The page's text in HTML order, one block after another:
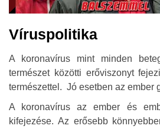
Víruspolitika
A koronavírus mint minden
természet közötti erőviszonyt
természettel. Jó esetben az ember
A koronavírus az ember és
kifejezése. Az erősebb